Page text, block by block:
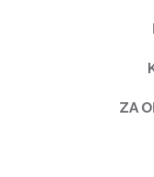
ZA